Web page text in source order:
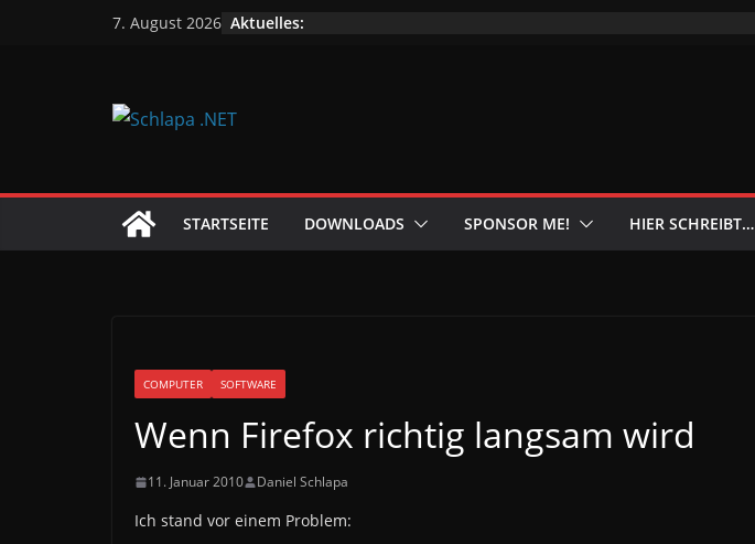
7. August 2026 Aktuelles:
STARTSEITE DOWNLOADS SPONSOR ME! HIER SCHREIBT…
COMPUTER SOFTWARE
Wenn Firefox richtig langsam wird
11. Januar 2010 Daniel Schlapa
Ich stand vor einem Problem: